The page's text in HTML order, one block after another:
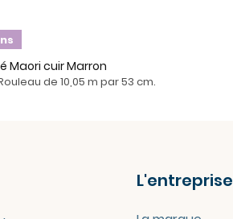
Maori cuir Marron
de 10,05 m par 53 cm.
L'entreprise